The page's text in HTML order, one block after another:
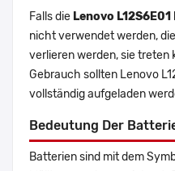
Falls die Lenovo
nicht verwendet werden,
verlieren werden, sie treten
Gebrauch sollten Lenovo
vollständig aufgeladen
Bedeutung Der
Batterien sind mit dem